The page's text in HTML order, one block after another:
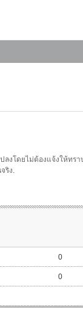
งโดยไม่ต้องแจ้งให้ทร
ริง.
0
0